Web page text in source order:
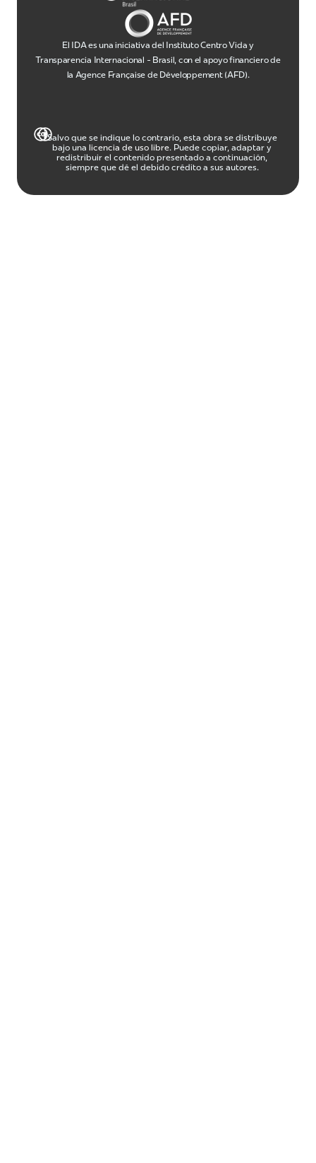
El IDA es una iniciativa del Instituto Centro Vida y
Transparencia Internacional - Brasil, con el apoyo financiero de
la Agence Française de Développement (AFD).
Salvo que se indique lo contrario, esta obra se distribuye
bajo unalicencia de uso libre. Puede copiar, adaptar y
redistribuir el contenido presentado a continuación,
siempre que dé el debido crédito a sus autores.